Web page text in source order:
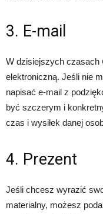
3. E-mail
W dzisiejszych czasach
elektroniczną. Jeśli nie
napisać e-mail z
być szczerym i
czas i wysiłek danej
4. Prezent
Jeśli chcesz wyrazić
materialny, możesz